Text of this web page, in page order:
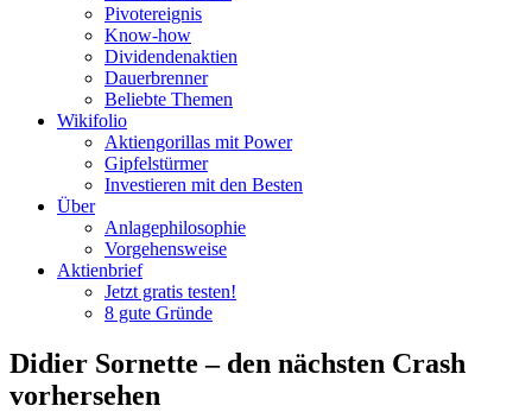
Pivotereignis
Know-how
Dividendenaktien
Dauerbrenner
Beliebte Themen
Wikifolio
Aktiengorillas mit Power
Gipfelstürmer
Investieren mit den Besten
Über
Anlagephilosophie
Vorgehensweise
Aktienbrief
Jetzt gratis testen!
8 gute Gründe
Didier Sornette – den nächsten Crash
vorhersehen